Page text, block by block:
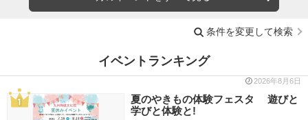
条件を変更して検索
イベントランキング
2026年8月6日
夏のやきもの体験フェスタ 遊びと
学びと体験と!